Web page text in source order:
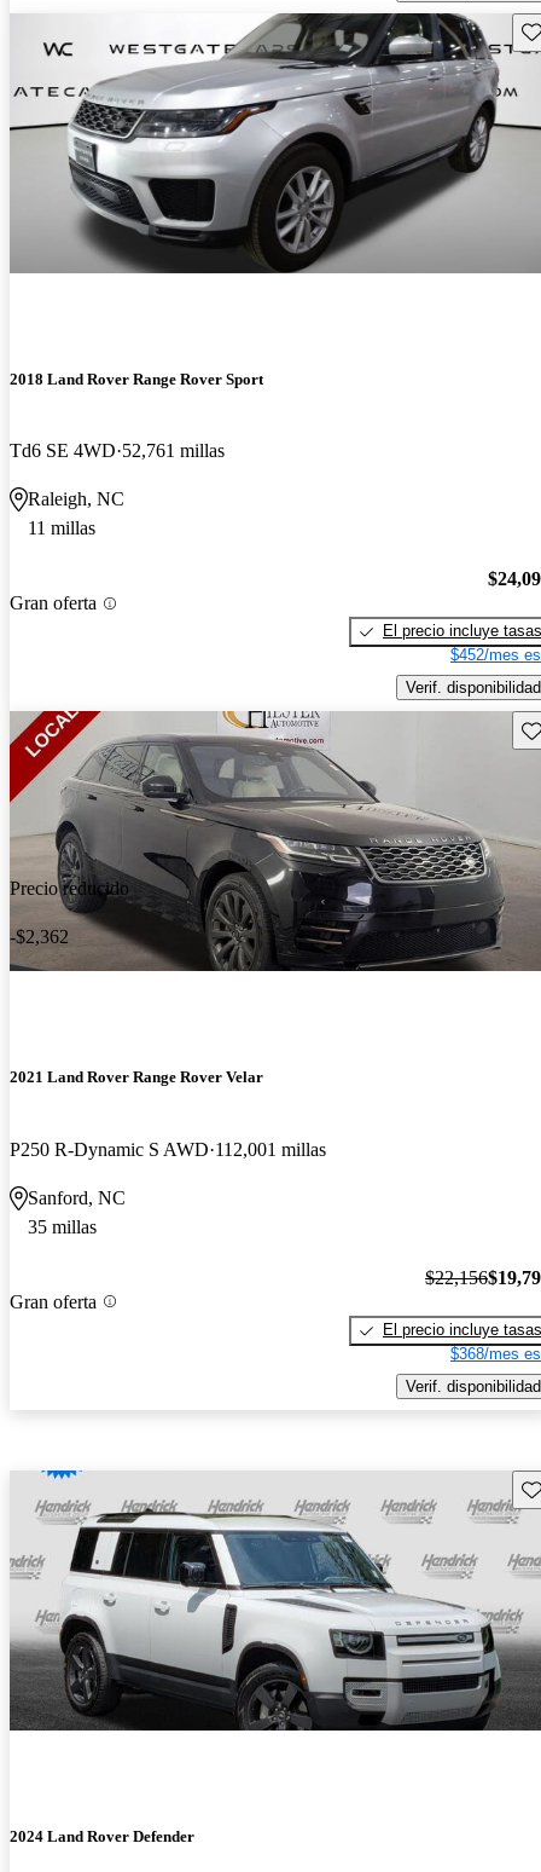
2018 Land Rover Range Rover Sport
Td6 SE 4WD 52,761 millas
Raleigh, NC
11 millas
Gran oferta
El precio incluye tasas
$452/mes
Verif. disponibilidad
Precio reducido
-$2,362
2021 Land Rover Range Rover Velar
P250 R-Dynamic S AWD 112,001 millas
Sanford, NC
35 millas
Gran oferta
$22,156
El precio incluye tasas
$368/mes
Verif. disponibilidad
2024 Land Rover Defender